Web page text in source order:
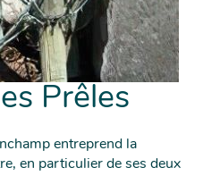
Prêles
entreprend la
en particulier de ses deux